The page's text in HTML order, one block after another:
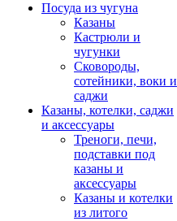
Посуда из чугуна
Казаны
Кастрюли и
чугунки
Сковороды,
сотейники, воки и
саджи
Казаны, котелки, саджи
и аксессуары
Треноги, печи,
подставки под
казаны и
аксессуары
Казаны и котелки
из литого